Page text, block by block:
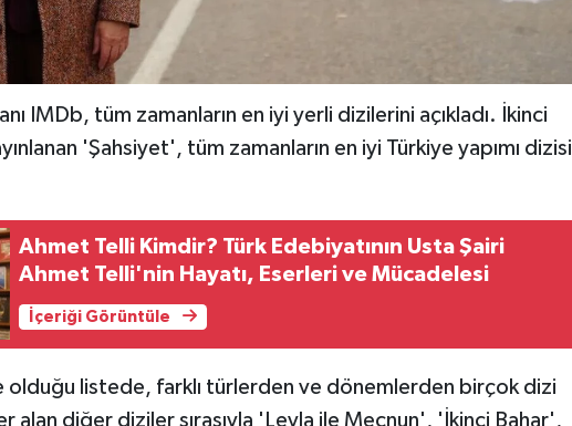
IMDb, tüm zamanların en iyi yerli dizilerini açıkladı. İkinci
'Şahsiyet', tüm zamanların en iyi Türkiye yapımı dizisi
Ahmet Telli Kimdir? Türk Edebiyatının Usta Şairi
Ahmet Telli'nin Hayatı, Eserleri ve Mücadelesi
İçeriği Görüntüle
olduğu listede, farklı türlerden ve dönemlerden birçok dizi
alan diğer diziler sırasıyla 'Leyla ile Mecnun', 'İkinci Bahar',